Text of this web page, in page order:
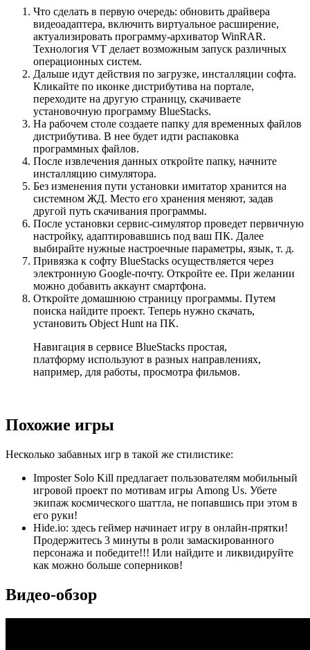
Что сделать в первую очередь: обновить драйвера
видеоадаптера, включить виртуальное расширение,
актуализировать программу-архиватор WinRAR.
Технология VT делает возможным запуск различных
операционных систем.
Дальше идут действия по загрузке, инсталляции софта.
Кликайте по иконке дистрибутива на портале,
переходите на другую страницу, скачиваете
установочную программу BlueStacks.
На рабочем столе создаете папку для временных файлов
дистрибутива. В нее будет идти распаковка
программных файлов.
После извлечения данных откройте папку, начните
инсталляцию симулятора.
Без изменения пути установки имитатор хранится на
системном ЖД. Место его хранения меняют, задав
другой путь скачивания программы.
После установки сервис-симулятор проведет первичную
настройку, адаптировавшись под ваш ПК. Далее
выбирайте нужные настроечные параметры, язык, т. д.
Привязка к софту BlueStacks осуществляется через
электронную Google-почту. Откройте ее. При желании
можно добавить аккаунт смартфона.
Откройте домашнюю страницу программы. Путем
поиска найдите проект. Теперь нужно скачать,
установить Object Hunt на ПК.
Навигация в сервисе BlueStacks простая,
платформу используют в разных направлениях,
например, для работы, просмотра фильмов.
Похожие игры
Несколько забавных игр в такой же стилистике:
Imposter Solo Kill предлагает пользователям мобильный
игровой проект по мотивам игры Among Us. Убете
экипаж космического шаттла, не попавшись при этом в
его руки!
Hide.io: здесь геймер начинает игру в онлайн-прятки!
Продержитесь 3 минуты в роли замаскированного
персонажа и победите!!! Или найдите и ликвидируйте
как можно больше соперников!
Видео-обзор